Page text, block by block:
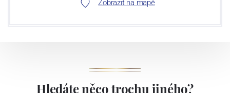
Zobrazit na mapě
Hledáte něco trochu jiného?